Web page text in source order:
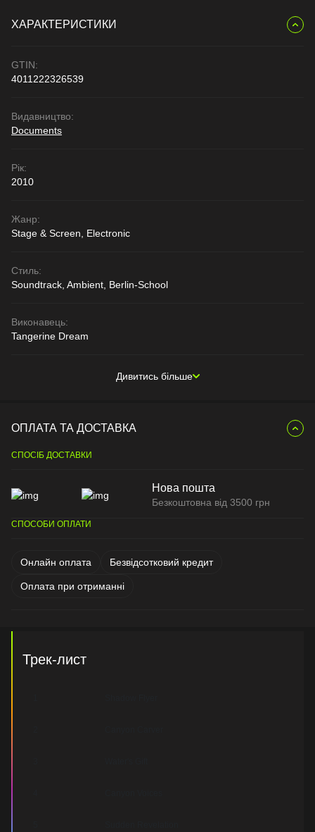
ХАРАКТЕРИСТИКИ
GTIN:
4011222326539
Видавництво:
Documents
Рік:
2010
Жанр:
Stage & Screen, Electronic
Стиль:
Soundtrack, Ambient, Berlin-School
Виконавець:
Tangerine Dream
Дивитись більше
ОПЛАТА ТА ДОСТАВКА
СПОСІБ ДОСТАВКИ
Нова пошта
Безкоштовна від 3500 грн
СПОСОБИ ОПЛАТИ
Онлайн оплата Безвідсотковий кредит
Оплата при отриманні
Трек-лист